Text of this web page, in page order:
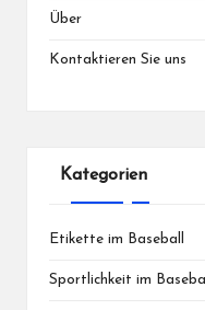
Über
Kontaktieren Sie uns
Kategorien
Etikette im Baseball
Sportlichkeit im Baseball